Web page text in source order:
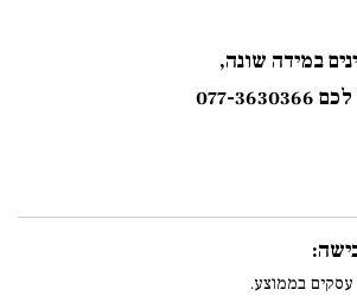
במידה שונה,